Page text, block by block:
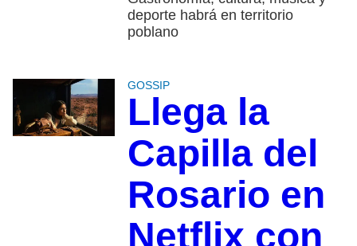
deporte habrá en territorio
poblano
GOSSIP
Llega la
Capilla del
Rosario en
Netflix con